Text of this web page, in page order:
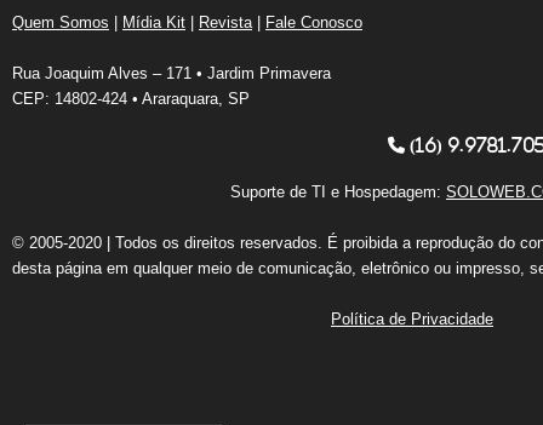
Quem Somos | Mídia Kit | Revista | Fale Conosco
Rua Joaquim Alves – 171 • Jardim Primavera
CEP: 14802-424 • Araraquara, SP
(16)
Suporte de TI e Hospedagem:
© 2005-2020 | Todos os direitos reservados. É proibida a reprodução do
desta página em qualquer meio de comunicação, eletrônico ou impresso,
Política de Privacidade